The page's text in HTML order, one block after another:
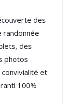
des
randonnée
des
photos
et
100%